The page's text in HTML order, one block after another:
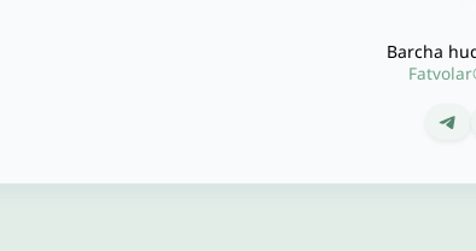
Barcha